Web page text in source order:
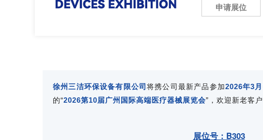
申请展位
徐州三洁环保设备有限公司将携公司最新产品参加2026年3
的“2026第10届广州国际高端医疗器械展览会”，欢迎新老客
展位号：B303